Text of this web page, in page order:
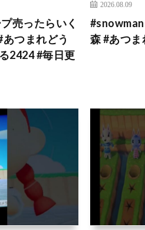
売ったらいく
つまれどう
2424 #毎日更
2026.08.09
森 #あつ